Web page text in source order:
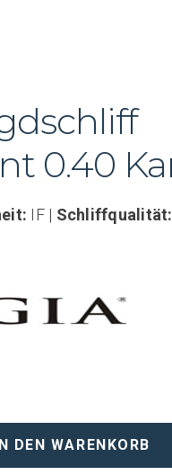
0.40
IF | Schliffqualität:
DEN WARENKORB